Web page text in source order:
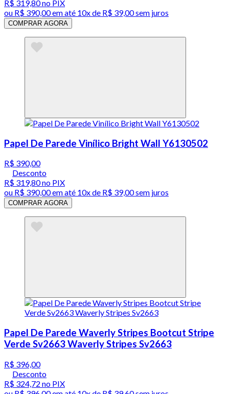
R$ 319,80no PIX
ou R$ 390,00em até 10x de R$ 39,00 sem juros
COMPRAR AGORA
Papel De Parede Vinílico Bright Wall Y6130502
R$ 390,00
Desconto
R$ 319,80no PIX
ou R$ 390,00em até 10x de R$ 39,00 sem juros
COMPRAR AGORA
Papel De Parede Waverly Stripes Bootcut Stripe
Verde Sv2663 Waverly Stripes Sv2663
R$ 396,00
Desconto
R$ 324,72 no PIX